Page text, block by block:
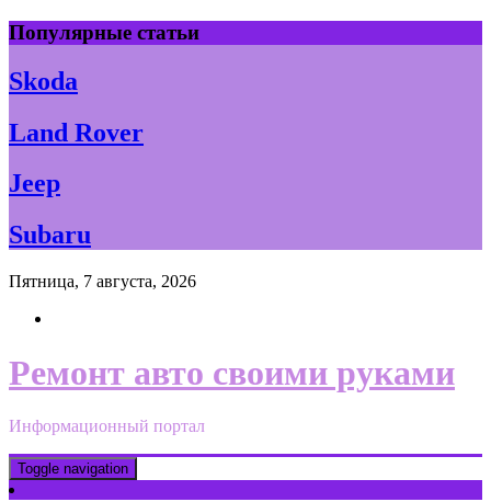
Skip
to
content
Популярные статьи
Skoda
Land Rover
Jeep
Subaru
Пятница, 7 августа, 2026
Ремонт авто своими руками
Информационный портал
Toggle navigation